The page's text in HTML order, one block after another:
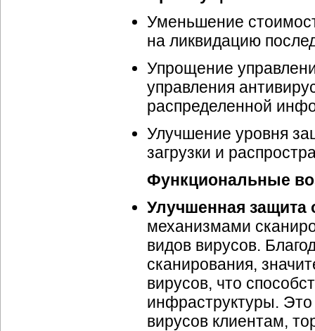
Уменьшение
на ликвидацию
Упрощение
управления
распределенной
Улучшение уровня
загрузки и
Функциональные
Улучшенная защита
механизмами
видов вирусов.
сканирования,
вирусов, что
инфраструктуры.
вирусов клиентам,